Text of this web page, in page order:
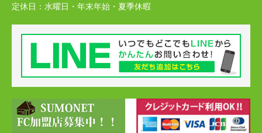
定休日： 水曜日・年末年始・夏季休暇